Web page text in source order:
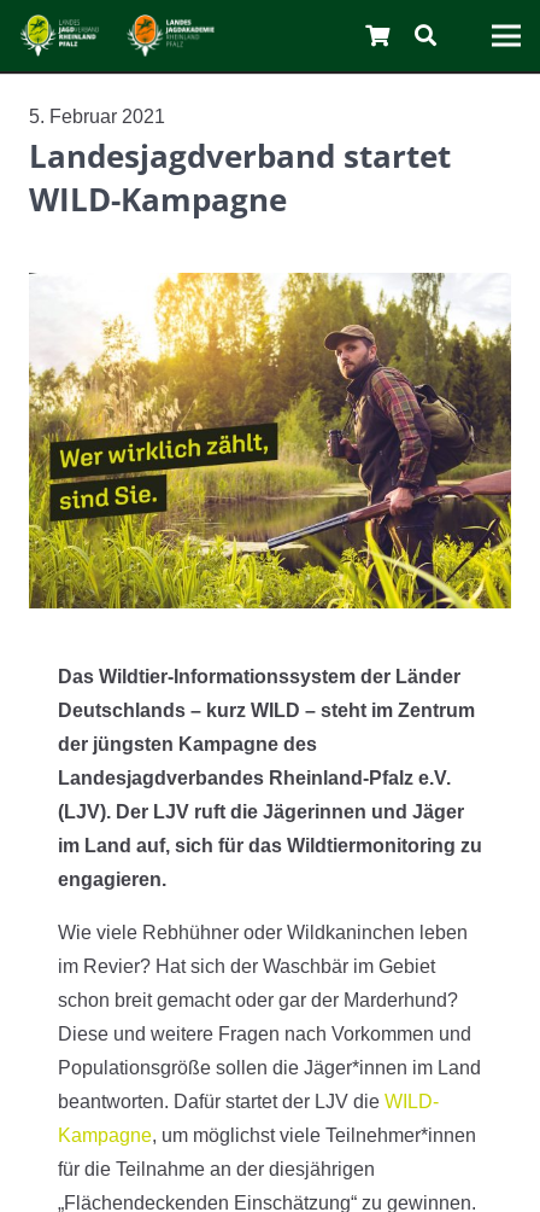
5. Februar 2021
Landesjagdverband startet
WILD-Kampagne
Das Wildtier-Informationssystem der Länder
Deutschlands – kurz WILD – steht im Zentrum
der jüngsten Kampagne des
Landesjagdverbandes Rheinland-Pfalz e.V.
(LJV). Der LJV ruft die Jägerinnen und Jäger
im Land auf, sich für das Wildtiermonitoring zu
engagieren.
Wie viele Rebhühner oder Wildkaninchen leben
im Revier? Hat sich der Waschbär im Gebiet
schon breit gemacht oder gar der Marderhund?
Diese und weitere Fragen nach Vorkommen und
Populationsgröße sollen die Jäger*innen im Land
beantworten. Dafür startet der LJV die WILD-
Kampagne, um möglichst viele Teilnehmer*innen
für die Teilnahme an der diesjährigen
„Flächendeckenden Einschätzung“ zu gewinnen.